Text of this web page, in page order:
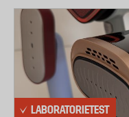
LABORATORIETEST